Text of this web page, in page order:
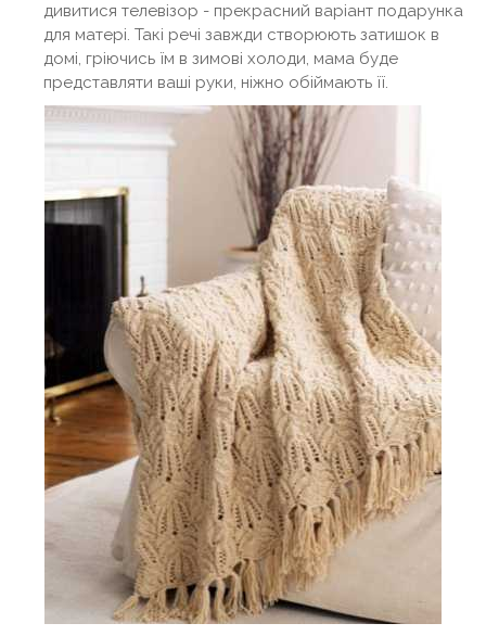
дивитися телевізор - прекрасний варіант подарунка
для матері. Такі речі завжди створюють затишок в
домі, гріючись їм в зимові холоди, мама буде
представляти ваші руки, ніжно обіймають її.